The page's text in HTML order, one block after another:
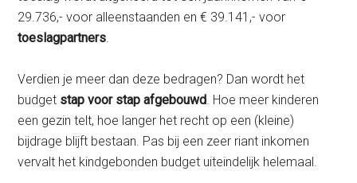
29.736,- voor alleenstaanden en € 39.141,- voor
toeslagpartners.
Verdien je meer dan deze bedragen? Dan wordt het
budget stap voor stap afgebouwd. Hoe meer kinderen
een gezin telt, hoe langer het recht op een (kleine)
bijdrage blijft bestaan. Pas bij een zeer riant inkomen
vervalt het kindgebonden budget uiteindelijk helemaal.